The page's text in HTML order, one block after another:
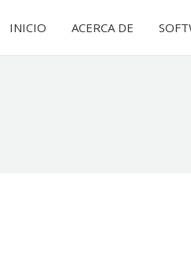
INICIO ACERCA DE
INICIO ACERCA DE